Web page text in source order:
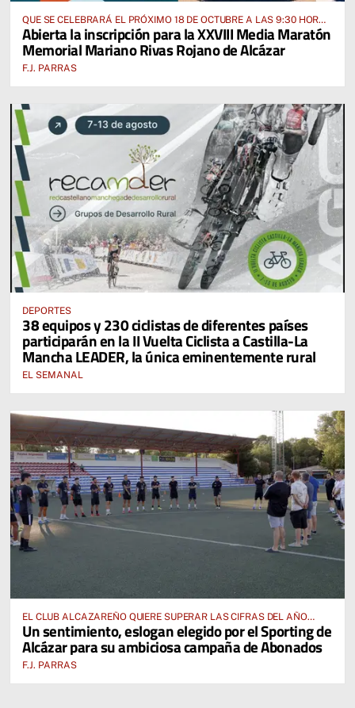
QUE SE CELEBRARÁ EL PRÓXIMO 18 DE OCTUBRE A LAS 9:30 HORAS
DESDE EL PABELLÓN VICENTE PANIAGUA
Abierta la inscripción para la XXVIII Media Maratón
Memorial Mariano Rivas Rojano de Alcázar
F.J. PARRAS
DEPORTES
38 equipos y 230 ciclistas de diferentes países
participarán en la II Vuelta Ciclista a Castilla-La
Mancha LEADER, la única eminentemente rural
EL SEMANAL
EL CLUB ALCAZAREÑO QUIERE SUPERAR LAS CIFRAS DEL AÑO
PASADO E INCLUSO DUPLICARLAS
Un sentimiento, eslogan elegido por el Sporting de
Alcázar para su ambiciosa campaña de Abonados
F.J. PARRAS